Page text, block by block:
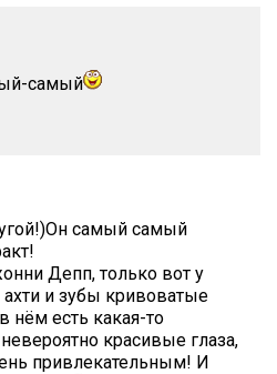
самый
самый самый
Депп, только вот у
ахти и зубы кривоватые
нём есть какая-то
красивые глаза,
привлекательным! И